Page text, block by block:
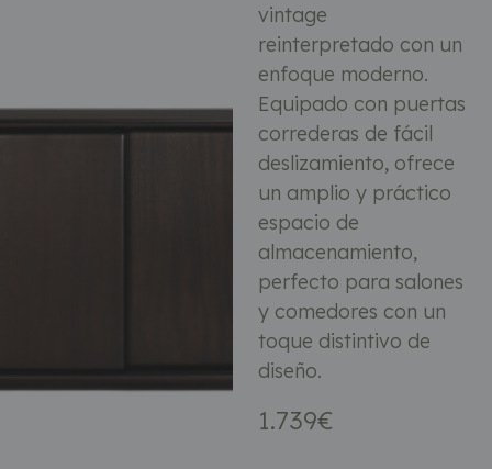
vintage
reinterpretado con un
enfoque moderno.
Equipado con puertas
correderas de fácil
deslizamiento, ofrece
un amplio y práctico
espacio de
almacenamiento,
perfecto para salones
y comedores con un
toque distintivo de
diseño.
1.739€